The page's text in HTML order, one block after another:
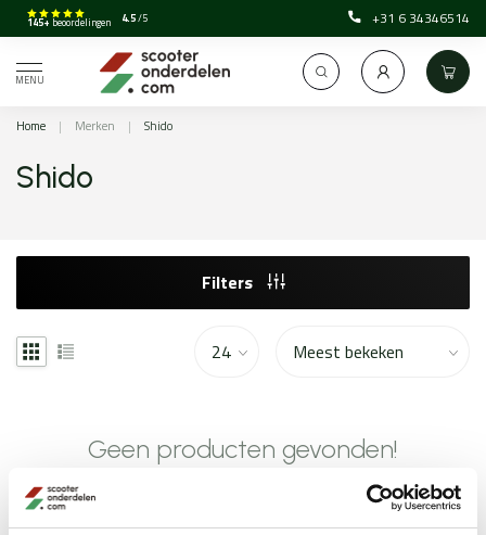
145+ beoordelingen 4.5/5 +31 6 34346514
MENU
Home | Merken | Shido
Shido
Filters
Geen producten gevonden!